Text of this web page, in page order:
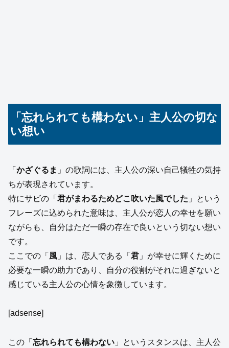
「忘れられても構わない」主人公の切な
い想い
「 かざぐるま 」の歌詞には、主人公の深い自己犠牲の気持
ちが表現されています。
特にサビの「 君がまわるためどこ吹いた風でした 」という
フレーズに込められた意味は、主人公が恋人の幸せを願い
ながらも、自分はただ一瞬の存在で良いという切ない想い
です。
ここでの「 風 」は、恋人である「 君 」が幸せに輝くために
必要な一瞬の助力であり、自分の役割がそれに過ぎないと
感じている主人公の心情を象徴しています。
[adsense]
この「 忘れられても構わない 」というスタンスは、主人公